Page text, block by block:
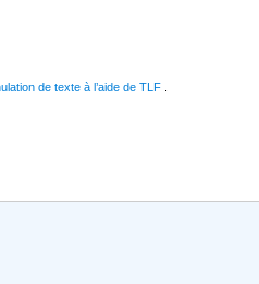
de texte à l’aide de TLF